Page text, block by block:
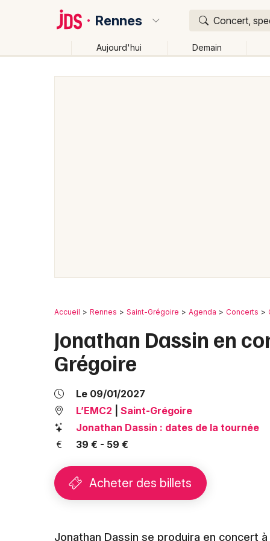
Rennes Concert,
Aujourd'hui Demain
Accueil Rennes Saint-Grégoire Agenda Concerts
Jonathan Dassin en
Grégoire
Le 09/01/2027
L’EMC2
Saint-Grégoire
Jonathan Dassin : dates de la tournée
39 € - 59 €
Acheter des billets
Jonathan Dassin se produira en concert